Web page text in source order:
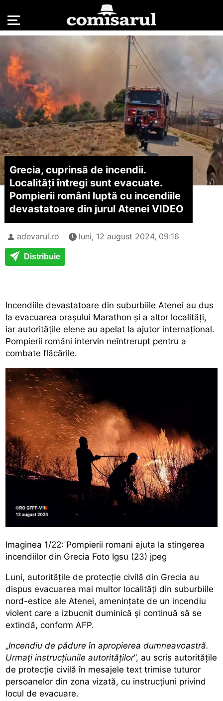
Grecia, cuprinsă de incendii.
Localități întregi sunt evacuate.
Pompierii români luptă cu incendiile
devastatoare din jurul Atenei VIDEO
adevarul.ro luni, 12 august 2024, 09:16
Distribuie
Incendiile devastatoare din suburbiile Atenei au dus
la evacuarea orașului Marathon și a altor localități,
iar autoritățile elene au apelat la ajutor internațional.
Pompierii români intervin neîntrerupt pentru a
combate flăcările.
Imaginea 1/22: Pompierii romani ajuta la stingerea
incendiilor din Grecia Foto Igsu (23) jpeg
Luni, autoritățile de protecție civilă din Grecia au
dispus evacuarea mai multor localități din suburbiile
nord-estice ale Atenei, amenințate de un incendiu
violent care a izbucnit duminică și continuă să se
extindă, conform AFP.
„Incendiu de pădure în apropierea dumneavoastră.
Urmați instrucțiunile autorităților”, au scris autoritățile
de protecție civilă în mesajele text trimise tuturor
persoanelor din zona vizată, cu instrucțiuni privind
locul de evacuare.